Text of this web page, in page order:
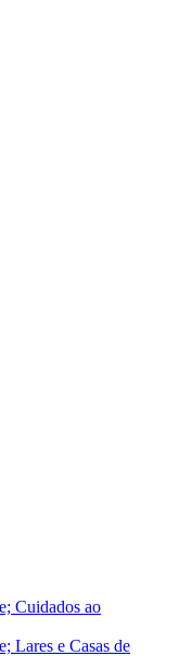
Cuidados ao
Lares e Casas de